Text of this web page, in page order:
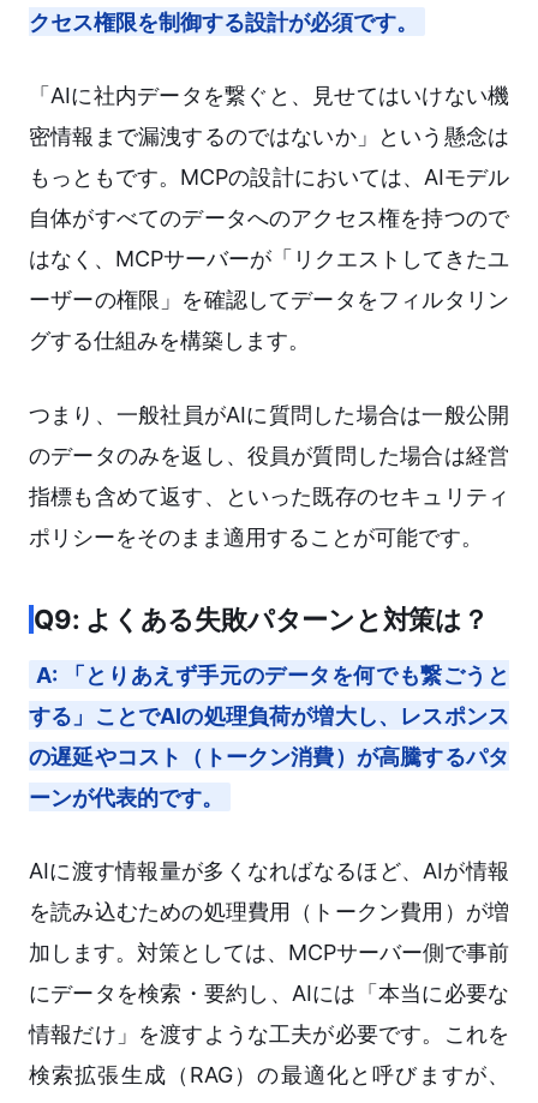
クセス権限を制御する設計が必須です。
「AIに社内データを繋ぐと、見せてはいけない機
密情報まで漏洩するのではないか」という懸念は
もっともです。MCPの設計においては、AIモデル
自体がすべてのデータへのアクセス権を持つので
はなく、MCPサーバーが「リクエストしてきたユ
ーザーの権限」を確認してデータをフィルタリン
グする仕組みを構築します。
つまり、一般社員がAIに質問した場合は一般公開
のデータのみを返し、役員が質問した場合は経営
指標も含めて返す、といった既存のセキュリティ
ポリシーをそのまま適用することが可能です。
Q9: よくある失敗パターンと対策は？
A: 「とりあえず手元のデータを何でも繋ごうと
する」ことでAIの処理負荷が増大し、レスポンス
の遅延やコスト（トークン消費）が高騰するパタ
ーンが代表的です。
AIに渡す情報量が多くなればなるほど、AIが情報
を読み込むための処理費用（トークン費用）が増
加します。対策としては、MCPサーバー側で事前
にデータを検索・要約し、AIには「本当に必要な
情報だけ」を渡すような工夫が必要です。これを
検索拡張生成（RAG）の最適化と呼びますが、